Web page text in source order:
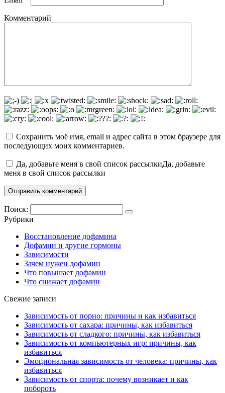
Комментарий
Сохранить моё имя, email и адрес сайта в этом браузере для
последующих моих комментариев.
Да, добавьте меня в свой список рассылкиДа, добавьте
меня в свой список рассылки
Поиск:
Рубрики
Восстановление дофамина
Дофамин и другие гормоны
Зависимости
Зачем нужен дофамин
Что повышает дофамин
Что снижает дофамин
Свежие записи
Зависимость от порно: причины и как избавиться
Зависимость от сахара: причины, как избавиться
Зависимость от сладкого: причины, как избавиться
Зависимость от компьютерных игр: причины, как
избавиться
Эмоциональная зависимость от человека: причины, как
избавиться
Зависимость от спорта: почему возникает и как
побороть